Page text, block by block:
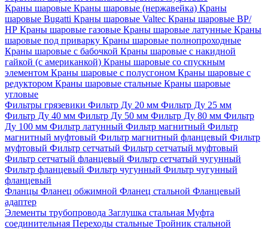
Краны шаровые Краны шаровые (нержавейка) Краны
шаровые Bugatti Краны шаровые Valtec Краны шаровые ВР/
НР Краны шаровые газовые Краны шаровые латунные Краны
шаровые под приварку Краны шаровые полнопроходные
Краны шаровые с бабочкой Краны шаровые с накидной
гайкой (с американкой) Краны шаровые со спускным
элементом Краны шаровые с полусгоном Краны шаровые с
редуктором Краны шаровые стальные Краны шаровые
угловые
Фильтры грязевики Фильтр Ду 20 мм Фильтр Ду 25 мм
Фильтр Ду 40 мм Фильтр Ду 50 мм Фильтр Ду 80 мм Фильтр
Ду 100 мм Фильтр латунный Фильтр магнитный Фильтр
магнитный муфтовый Фильтр магнитный фланцевый Фильтр
муфтовый Фильтр сетчатый Фильтр сетчатый муфтовый
Фильтр сетчатый фланцевый Фильтр сетчатый чугунный
Фильтр фланцевый Фильтр чугунный Фильтр чугунный
фланцевый
Фланцы Фланец обжимной Фланец стальной Фланцевый
адаптер
Элементы трубопровода Заглушка стальная Муфта
соединительная Переходы стальные Тройник стальной